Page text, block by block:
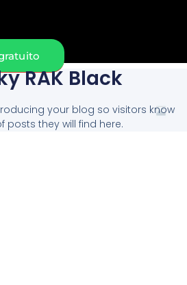
RAK Black
your blog so visitors know
posts they will find here.